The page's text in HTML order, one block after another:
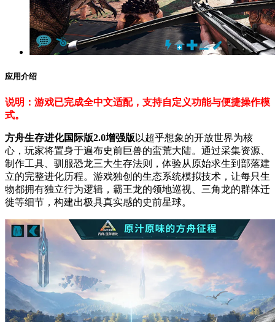
应用介绍
说明：游戏已完成全中文适配，支持自定义功能与便捷操作模
式。
方舟生存进化国际版2.0增强版 以超乎想象的开放世界为核
心，玩家将置身于遍布史前巨兽的蛮荒大陆。通过采集资源、
制作工具、驯服恐龙三大生存法则，体验从原始求生到部落建
立的完整进化历程。游戏独创的生态系统模拟技术，让每只生
物都拥有独立行为逻辑，霸王龙的领地巡视、三角龙的群体迁
徙等细节，构建出极具真实感的史前星球。